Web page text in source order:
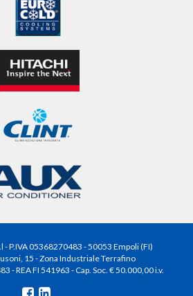
- P.IVA 05368270483 - 50053 Empoli (FI)
15 - Zona Industriale Terrafino
- REA FI 541963 - Cap. Soc. € 50.000,00 i.v.